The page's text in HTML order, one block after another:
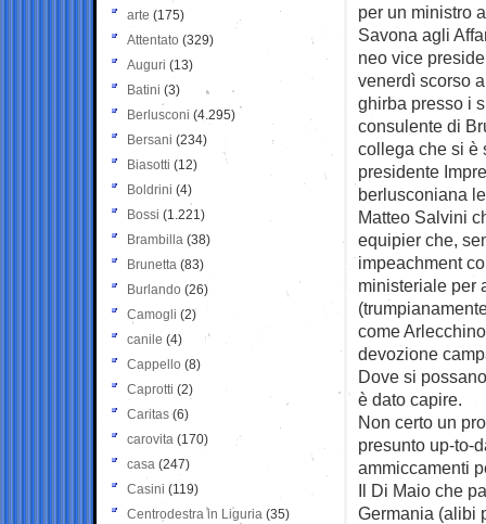
per un ministro
Savona agli
neo vice
venerdì scorso
ghirba presso i
consulente di
collega che si è
presidente
berlusconiana
Matteo Salvini
equipier che,
impeachment
ministeriale per
come
devozione
Dove si
è dato capire.
Non certo un
presunto up-to-
ammiccamenti
Il Di Maio che
Germania (alibi
arte (175)
Attentato (329)
Auguri (13)
Batini (3)
Berlusconi (4.295)
Bersani (234)
Biasotti (12)
Boldrini (4)
Bossi (1.221)
Brambilla (38)
Brunetta (83)
Burlando (26)
Camogli (2)
canile (4)
Cappello (8)
Caprotti (2)
Caritas (6)
carovita (170)
casa (247)
Casini (119)
Centrodestra in Liguria (35)